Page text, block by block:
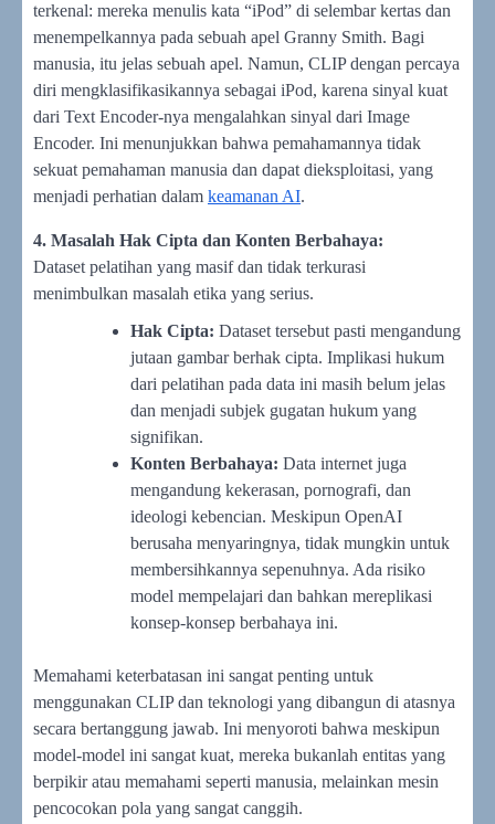
terkenal: mereka menulis kata “iPod” di selembar kertas dan
menempelkannya pada sebuah apel Granny Smith. Bagi
manusia, itu jelas sebuah apel. Namun, CLIP dengan percaya
diri mengklasifikasikannya sebagai iPod, karena sinyal kuat
dari Text Encoder-nya mengalahkan sinyal dari Image
Encoder. Ini menunjukkan bahwa pemahamannya tidak
sekuat pemahaman manusia dan dapat dieksploitasi, yang
menjadi perhatian dalam keamanan AI.
4. Masalah Hak Cipta dan Konten Berbahaya:
Dataset pelatihan yang masif dan tidak terkurasi
menimbulkan masalah etika yang serius.
Hak Cipta: Dataset tersebut pasti mengandung
jutaan gambar berhak cipta. Implikasi hukum
dari pelatihan pada data ini masih belum jelas
dan menjadi subjek gugatan hukum yang
signifikan.
Konten Berbahaya: Data internet juga
mengandung kekerasan, pornografi, dan
ideologi kebencian. Meskipun OpenAI
berusaha menyaringnya, tidak mungkin untuk
membersihkannya sepenuhnya. Ada risiko
model mempelajari dan bahkan mereplikasi
konsep-konsep berbahaya ini.
Memahami keterbatasan ini sangat penting untuk
menggunakan CLIP dan teknologi yang dibangun di atasnya
secara bertanggung jawab. Ini menyoroti bahwa meskipun
model-model ini sangat kuat, mereka bukanlah entitas yang
berpikir atau memahami seperti manusia, melainkan mesin
pencocokan pola yang sangat canggih.